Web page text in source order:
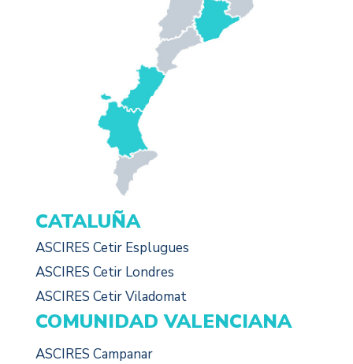
CATALUÑA
ASCIRES Cetir Esplugues
ASCIRES Cetir Londres
ASCIRES Cetir Viladomat
COMUNIDAD VALENCIANA
ASCIRES Campanar